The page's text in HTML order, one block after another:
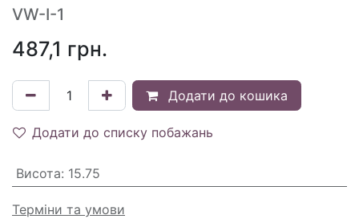
VW-I-1
487,1 грн.
Додати до кошика
Додати до списку побажань
Висота: 15.75
Терміни та умови